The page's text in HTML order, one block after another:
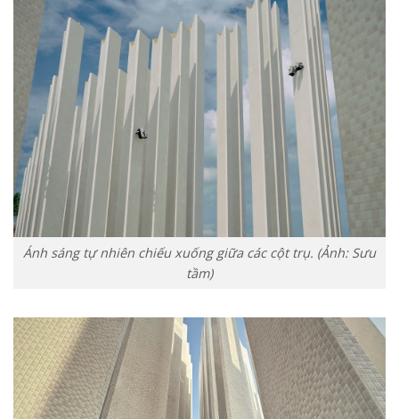
Ánh sáng tự nhiên chiếu xuống giữa các cột trụ. (Ảnh: Sưu
tầm)